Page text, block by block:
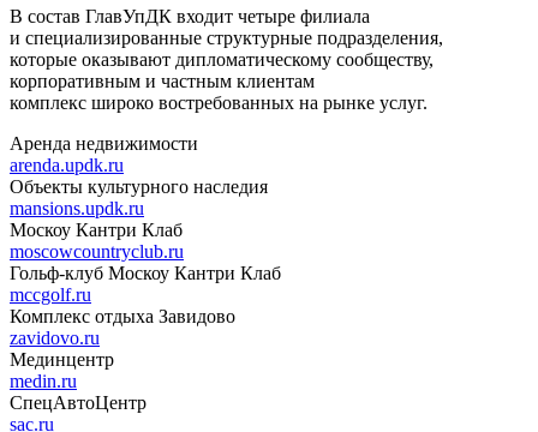
В состав ГлавУпДК входит четыре филиала
и специализированные структурные подразделения,
которые оказывают дипломатическому сообществу,
корпоративным и частным клиентам
комплекс широко востребованных на рынке услуг.
Аренда недвижимости
arenda.updk.ru
Объекты культурного наследия
mansions.updk.ru
Москоу Кантри Клаб
moscowcountryclub.ru
Гольф-клуб Москоу Кантри Клаб
mccgolf.ru
Комплекс отдыха Завидово
zavidovo.ru
Мединцентр
medin.ru
СпецАвтоЦентр
sac.ru